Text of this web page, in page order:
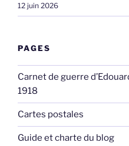
12 juin 2026
PAGES
Carnet de guerre
1918
Cartes postales
Guide et charte du blog